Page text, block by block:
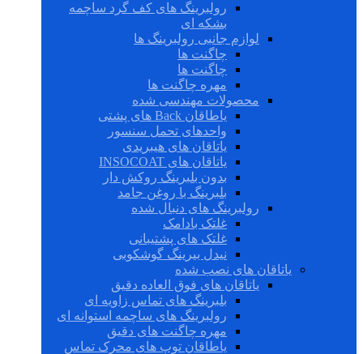
رولبرینگ های کف گرد ساچمه
بشکه ای
لوازم جانبی رولبرینگ ها
چاگنت ها
چاگنت ها
مهره چاگنت ها
محصولات مهندسی شده
یاطاقان Back های پشتی
واحدهای تحمل سنسور
یاتاقان های هیبریدی
یاتاقان های INSOCOAT
بدون بلبرینگ روکش دار
بلبرینگ با روغن جامد
رولبرینگ های دنبال شده
غلتک بادامک
غلتک های پشتیبانی
نیدل بیرینگ گوشکوبی
یاتاقان های نصب شده
یاتاقان های فوق العاده دقیق
بلبرینگ های تماس زاویه ای
رولبرینگ های ساچمه استوانه ای
مهره چاگنت های دقیق
یاطاقان توپ های محرک تماس